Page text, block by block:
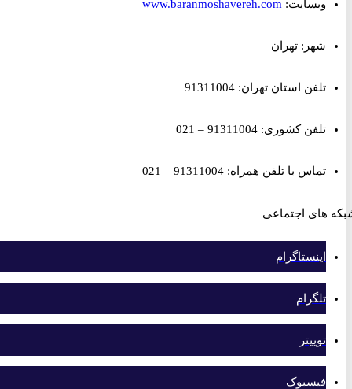
وبسایت:www.baranmoshavereh.com
شهر: تهران
تلفن استان تهران: 91311004
تلفن کشوری: 91311004 – 021
تماس با تلفن همراه: 91311004 – 021
اجتماعی
اینستاگرام
تلگرام
توییتر
فیسبوک